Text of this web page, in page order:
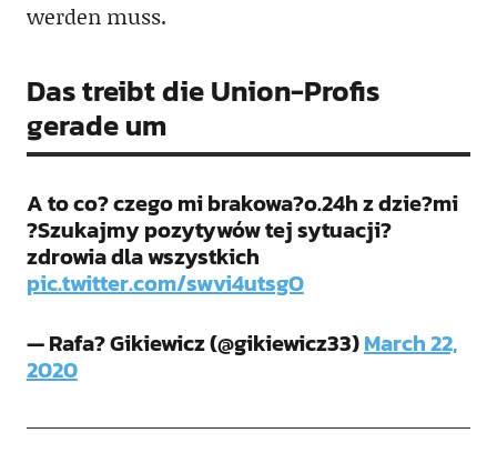
werden muss.
Das treibt die Union-Profis
gerade um
A to co? czego mi brakowa?o.24h z dzie?mi
?Szukajmy pozytywów tej sytuacji?
zdrowia dla wszystkich
pic.twitter.com/swvi4utsgO
— Rafa? Gikiewicz (@gikiewicz33)March 22,
2020